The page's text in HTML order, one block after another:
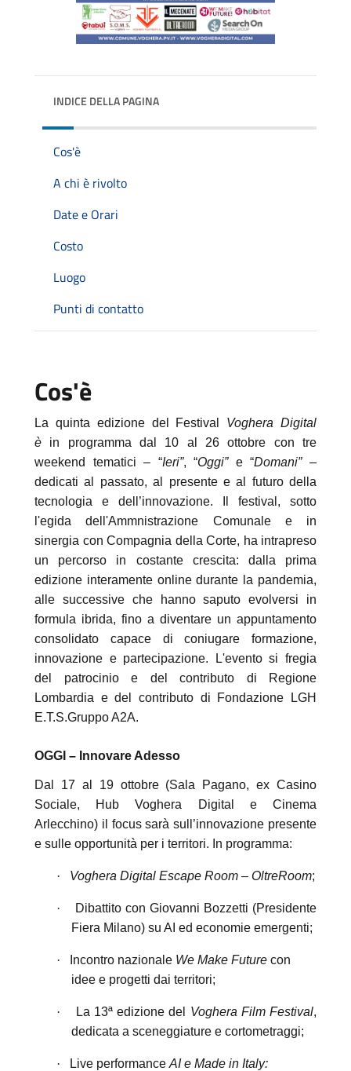
INDICE DELLA PAGINA
Cos'è
A chi è rivolto
Date e Orari
Costo
Luogo
Punti di contatto
Cos'è
La quinta edizione del Festival Voghera Digital
è in programma dal 10 al 26 ottobre con tre
weekend tematici – “Ieri”, “Oggi” e “Domani”–
dedicati al passato, al presente e al futuro della
tecnologia e dell’innovazione. Il festival, sotto
l'egida dell'Ammnistrazione Comunale e in
sinergia con Compagnia della Corte, ha intrapreso
un percorso in costante crescita: dalla prima
edizione interamente online durante la pandemia,
alle successive che hanno saputo evolversi in
formula ibrida, fino a diventare un appuntamento
consolidato capace di coniugare formazione,
innovazione e partecipazione. L'evento si fregia
del patrocinio e del contributo di Regione
Lombardia e del contributo di Fondazione LGH
E.T.S.Gruppo A2A.
OGGI – Innovare Adesso
Dal 17 al 19 ottobre (Sala Pagano, ex Casino
Sociale, Hub Voghera Digital e Cinema
Arlecchino) il focus sarà sull’innovazione presente
e sulle opportunità per i territori. In programma:
· Voghera Digital Escape Room – OltreRoom;
·
Dibattito con Giovanni Bozzetti (Presidente
Fiera Milano) su AI ed economie emergenti;
· Incontro nazionale We Make Future con
idee e progetti dai territori;
· La 13ª edizione del Voghera Film Festival,
dedicata a sceneggiature e cortometraggi;
· Live performanceAI e Made in Italy: